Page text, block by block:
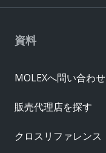
資料
MOLEXへ問い合わせ
販売代理店を探す
クロスリファレンス